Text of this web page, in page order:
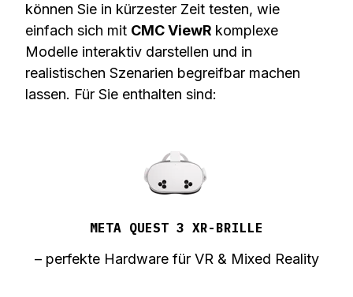
können Sie in kürzester Zeit testen, wie
einfach sich mit CMC ViewR komplexe
Modelle interaktiv darstellen und in
realistischen Szenarien begreifbar machen
lassen. Für Sie enthalten sind:
META QUEST 3 XR-BRILLE
– perfekte Hardware für VR & Mixed Reality